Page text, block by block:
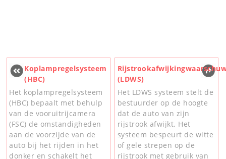
Koplampregelsysteem
(HBC)
Het koplampregelsysteem
(HBC) bepaalt met behulp
van de vooruitrijcamera
(FSC) de omstandigheden
aan de voorzijde van de
auto bij het rijden in het
donker en schakelt het
(LDWS)
Het LDWS systeem stelt de
bestuurder op de hoogte
dat de auto van zijn
rijstrook afwijkt. Het
systeem bespeurt de witte
of gele strepen op de
rijstrook met gebruik van